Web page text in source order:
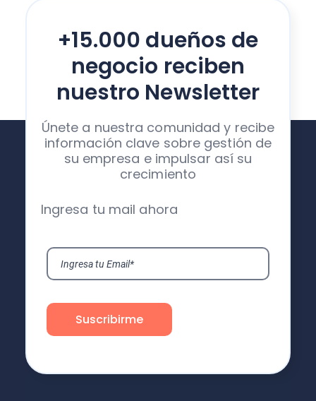
+15.000 dueños de
negocio reciben
nuestro Newsletter
Únete a nuestra comunidad y recibe
información clave sobre gestión de
su empresa e impulsar así su
crecimiento
Ingresa tu mail ahora